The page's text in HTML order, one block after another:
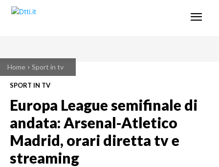
Home Sport in tv
SPORT IN TV
Europa League semifinale di
andata: Arsenal-Atletico
Madrid, orari diretta tv e
streaming